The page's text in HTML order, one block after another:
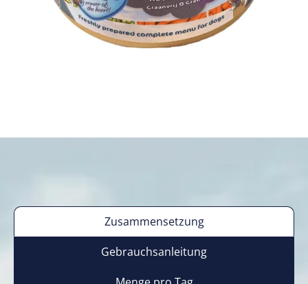
Zusammensetzung
Gebrauchsanleitung